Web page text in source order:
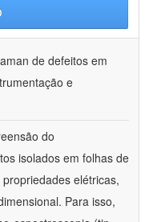
de defeitos em
e
do
isolados em folhas de
elétricas,
Para isso,